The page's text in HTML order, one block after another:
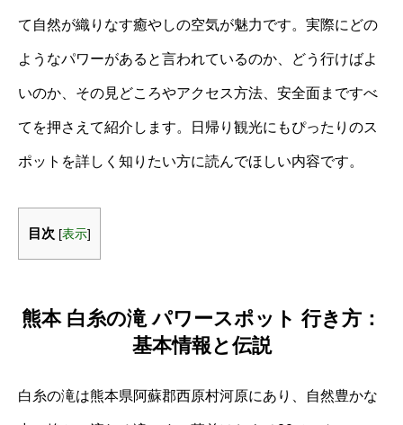
て自然が織りなす癒やしの空気が魅力です。実際にどの
ようなパワーがあると言われているのか、どう行けばよ
いのか、その見どころやアクセス方法、安全面まですべ
てを押さえて紹介します。日帰り観光にもぴったりのス
ポットを詳しく知りたい方に読んでほしい内容です。
目次 [表示]
熊本 白糸の滝 パワースポット 行き方：
基本情報と伝説
白糸の滝は熊本県阿蘇郡西原村河原にあり、自然豊かな